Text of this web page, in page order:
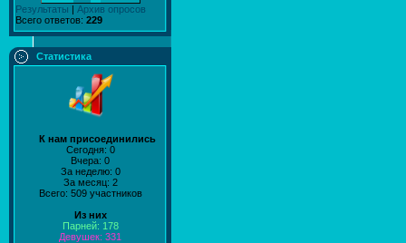
Результаты | Архив опросов
Всего ответов: 229
Статистика
К нам присоединились
Сегодня: 0
Вчера: 0
За неделю: 0
За месяц: 2
Всего: 509 участников
Из них
Парней: 178
Девушек: 331